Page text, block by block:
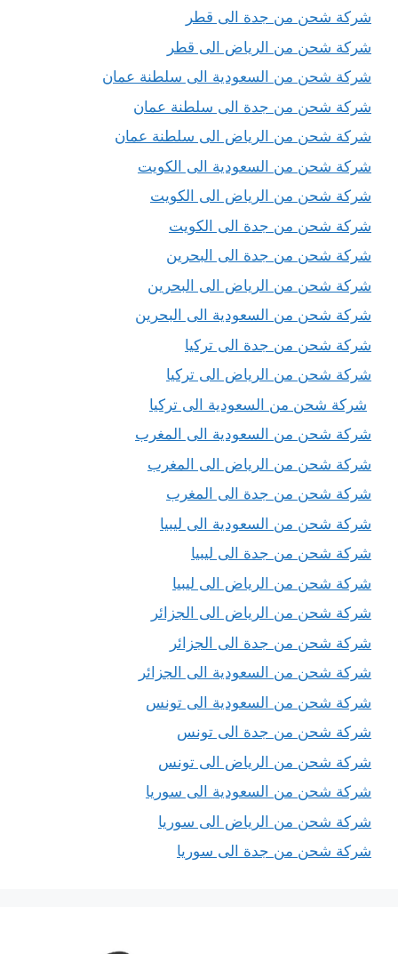
شركة شحن من جدة الى قطر
شركة شحن من الرياض الى قطر
شركة شحن من السعودية الى سلطنة عمان
شركة شحن من جدة الى سلطنة عمان
شركة شحن من الرياض الى سلطنة عمان
شركة شحن من السعودية الى الكويت
شركة شحن من الرياض الى الكويت
شركة شحن من جدة الى الكويت
شركة شحن من جدة الى البحرين
شركة شحن من الرياض الى البحرين
شركة شحن من السعودية الى البحرين
شركة شحن من جدة الى تركيا
شركة شحن من الرياض الى تركيا
شركة شحن من السعودية الى تركيا
شركة شحن من السعودية الى المغرب
شركة شحن من الرياض الى المغرب
شركة شحن من جدة الى المغرب
شركة شحن من السعودية الى ليبيا
شركة شحن من جدة الى ليبيا
شركة شحن من الرياض الى ليبيا
شركة شحن من الرياض الى الجزائر
شركة شحن من جدة الى الجزائر
شركة شحن من السعودية الى الجزائر
شركة شحن من السعودية الى تونس
شركة شحن من جدة الى تونس
شركة شحن من الرياض الى تونس
شركة شحن من السعودية الى سوريا
شركة شحن من الرياض الى سوريا
شركة شحن من جدة الى سوريا